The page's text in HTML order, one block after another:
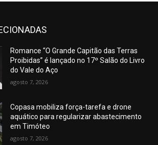
Romance “O Grande Capitão das Terras
Proibidas” é lançado no 17º Salão do Livro
do Vale do Aço
agosto 7, 2026
Copasa mobiliza força-tarefa e drone
aquático para regularizar abastecimento
em Timóteo
agosto 7, 2026